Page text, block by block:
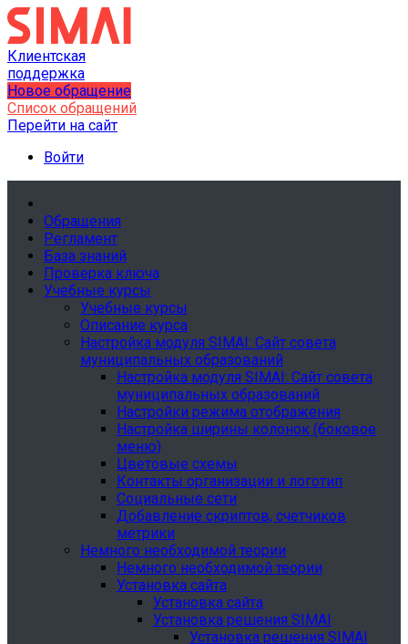
Клиентская
поддержка
Новое обращение
Список обращений
Перейти на сайт
Войти
Обращения
Регламент
База знаний
Проверка ключа
Учебные курсы
Учебные курсы
Описание курса
Настройка модуля SIMAI: Сайт совета
муниципальных образований
Настройка модуля SIMAI: Сайт совета
муниципальных образований
Настройки режима отображения
Настройка ширины колонок (боковое
меню)
Цветовые схемы
Контакты организации и логотип
Социальные сети
Добавление скриптов, счетчиков
метрики
Немного необходимой теории
Немного необходимой теории
Установка сайта
Установка сайта
Установка решения SIMAI
Установка решения SIMAI